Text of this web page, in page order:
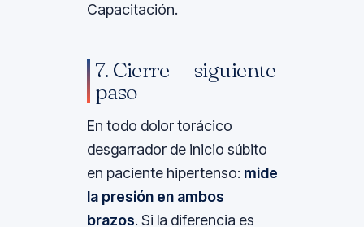
Capacitación.
7. Cierre — siguiente
paso
En todo dolor torácico
desgarrador de inicio súbito
en paciente hipertenso: mide
la presión en ambos
brazos. Si la diferencia es